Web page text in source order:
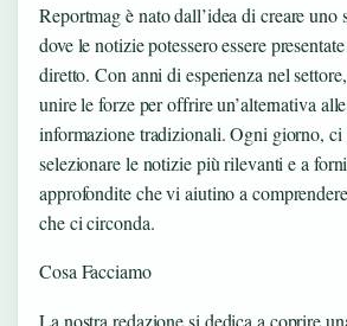
Reportmag è nato dall’idea di creare
dove le notizie potessero essere
diretto. Con anni di esperienza nel
unire le forze per offrire un’alternativa
informazione tradizionali. Ogni giorno, ci
selezionare le notizie più rilevanti e a
approfondite che vi aiutino a
che ci circonda.
Cosa Facciamo
La nostra redazione si dedica a coprire